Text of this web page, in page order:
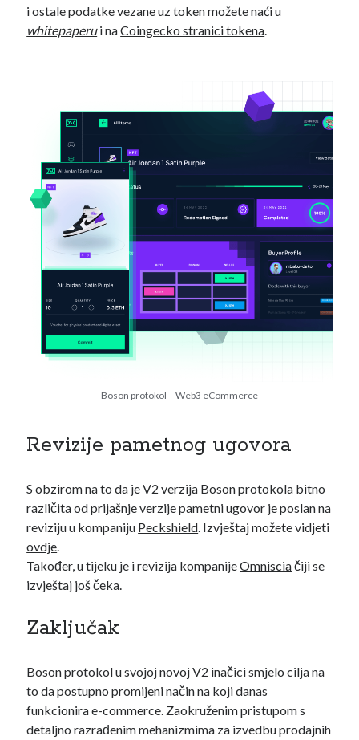
i ostale podatke vezane uz token možete naći u
whitepaperui naCoingecko stranici tokena.
Boson protokol – Web3 eCommerce
Revizije pametnog ugovora
S obzirom na to da je V2 verzija Boson protokola bitno
različita od prijašnje verzije pametni ugovor je poslan na
reviziju u kompaniju Peckshield. Izvještaj možete vidjeti
ovdje.
Također, u tijeku je i revizija kompanijeOmnisciačiji se
izvještaj još čeka.
Zaključak
Boson protokol u svojoj novoj V2 inačici smjelo cilja na
to da postupno promijeni način na koji danas
funkcionira e-commerce. Zaokruženim pristupom s
detaljno razrađenim mehanizmima za izvedbu prodajnih